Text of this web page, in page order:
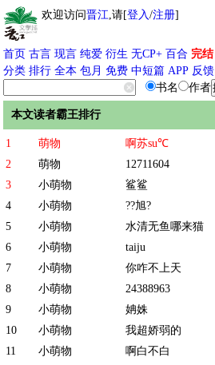
欢迎访问晋江,请[登入/注册]
首页 古言 现言 纯爱 衍生 无CP+ 百合 完结
分类 排行 全本 包月 免费 中短篇 APP 反馈
书名
作者
本文读者霸王排行
1 萌物 啊苏su℃
2
萌物 12711604
3
小萌物 鲨鲨
4
小萌物 ??旭?
5
小萌物 水清无鱼哪来猫
6
小萌物 taiju
7
小萌物 你咋不上天
8
小萌物 24388963
9
小萌物 姌姝
10
小萌物 我超娇弱的
11
小萌物 啊白不白